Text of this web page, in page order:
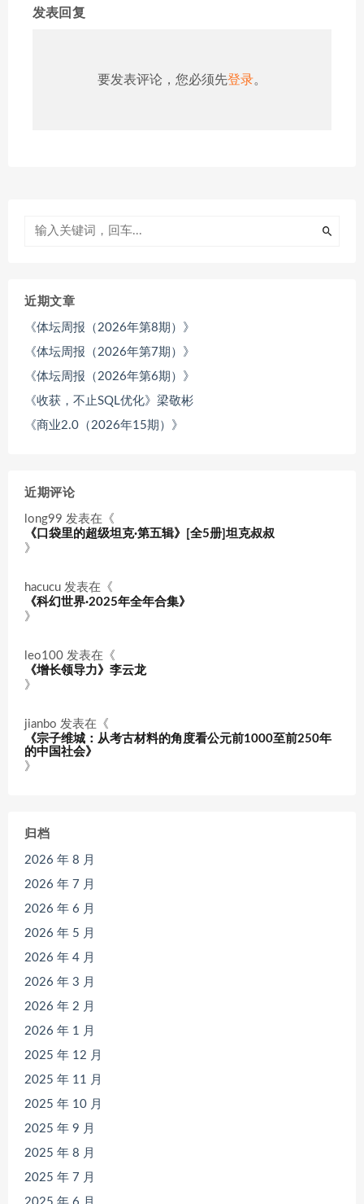
发表回复
要发表评论，您必须先登录。
近期文章
《体坛周报（2026年第8期）》
《体坛周报（2026年第7期）》
《体坛周报（2026年第6期）》
《收获，不止SQL优化》梁敬彬
《商业2.0（2026年15期）》
近期评论
long99 发表在《
《口袋里的超级坦克·第五辑》[全5册]坦克叔叔
》
hacucu 发表在《
《科幻世界·2025年全年合集》
》
leo100 发表在《
《增长领导力》李云龙
》
jianbo 发表在《
《宗子维城：从考古材料的角度看公元前1000至前250年
的中国社会》
》
归档
2026 年 8 月
2026 年 7 月
2026 年 6 月
2026 年 5 月
2026 年 4 月
2026 年 3 月
2026 年 2 月
2026 年 1 月
2025 年 12 月
2025 年 11 月
2025 年 10 月
2025 年 9 月
2025 年 8 月
2025 年 7 月